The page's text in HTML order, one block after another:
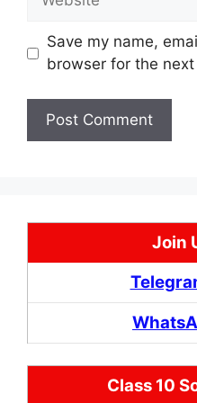
Save my name,
browser for the
Join
Class 10